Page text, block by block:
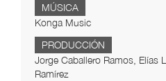
MÚSICA
Konga Music
PRODUCCIÓN
Jorge Caballero Ramos, Elías
Ramírez